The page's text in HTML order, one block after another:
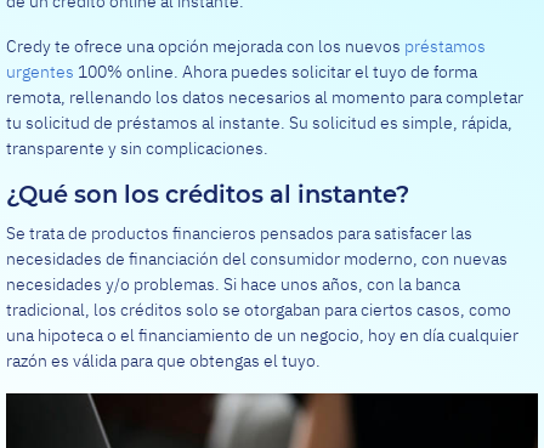
Credy te ofrece una opción mejorada con los nuevos préstamos
urgentes 100% online. Ahora puedes solicitar el tuyo de forma
remota, rellenando los datos necesarios al momento para completar
tu solicitud de préstamos al instante. Su solicitud es simple, rápida,
transparente y sin complicaciones.
¿Qué son los créditos al instante?
Se trata de productos financieros pensados para satisfacer las
necesidades de financiación del consumidor moderno, con nuevas
necesidades y/o problemas. Si hace unos años, con la banca
tradicional, los créditos solo se otorgaban para ciertos casos, como
una hipoteca o el financiamiento de un negocio, hoy en día cualquier
razón es válida para que obtengas el tuyo.